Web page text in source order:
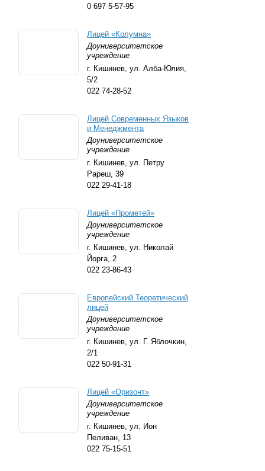
0 697 5-57-95
Лицей «Колумна»
Доуниверситетское
учреждение
г. Кишинев, ул. Алба-Юлия,
5/2
022 74-28-52
Лицей Современных Языков
и Менеджмента
Доуниверситетское
учреждение
г. Кишинев, ул. Петру
Рареш, 39
022 29-41-18
Лицей «Прометей»
Доуниверситетское
учреждение
г. Кишинев, ул. Николай
Йорга, 2
022 23-86-43
Европейский Теоретический
лицей
Доуниверситетское
учреждение
г. Кишинев, ул. Г. Яблочкин,
2/1
022 50-91-31
Лицей «Оризонт»
Доуниверситетское
учреждение
г. Кишинев, ул. Ион
Пеливан, 13
022 75-15-51